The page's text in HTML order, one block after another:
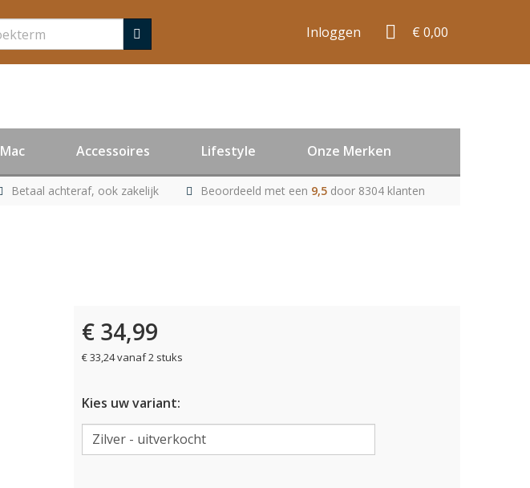
Inloggen € 0,00
Mac Accessoires Lifestyle Onze Merken
Betaal achteraf, ook zakelijk Beoordeeld met een 9,5 door 8304 klanten
€ 34,99
€ 33,24 vanaf 2 stuks
Kies uw variant: